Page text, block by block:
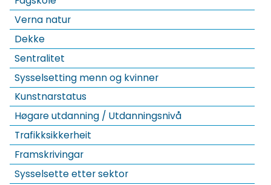
Verna natur
Dekke
Sentralitet
Sysselsetting menn og kvinner
Kunstnarstatus
Høgare utdanning / Utdanningsnivå
Trafikksikkerheit
Framskrivingar
Sysselsette etter sektor